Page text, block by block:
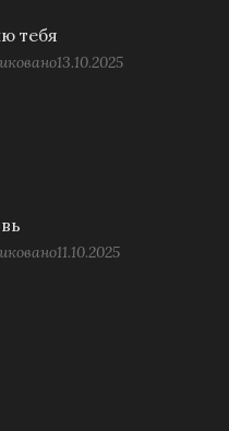
тебя
13.10.2025
11.10.2025